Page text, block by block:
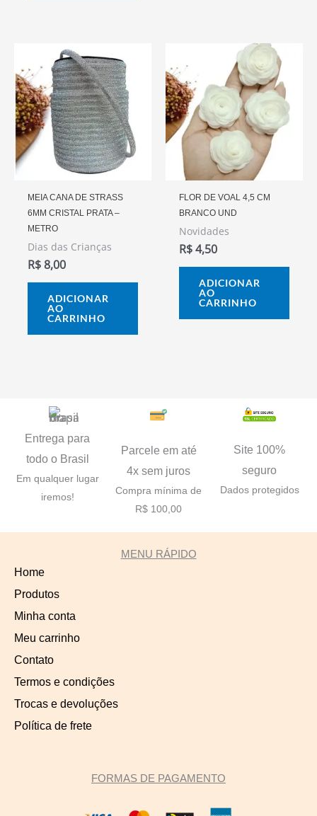
MEIA CANA DE STRASS
6MM CRISTAL PRATA –
METRO
Dias das Crianças
R$8,00
ADICIONAR
AO
CARRINHO
FLOR DE VOAL 4,5 CM
BRANCO UND
Novidades
R$4,50
ADICIONAR
AO
CARRINHO
Entrega para
todo o Brasil
Em qualquer lugar
iremos!
Parcele em até
4x sem juros
Compra mínima de
R$ 100,00
Site 100%
seguro
Dados protegidos
MENU RÁPIDO
Home
Produtos
Minha conta
Meu carrinho
Contato
Termos e condições
Trocas e devoluções
Política de frete
FORMAS DE PAGAMENTO